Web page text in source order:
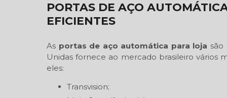
PORTAS DE AÇO
EFICIENTES
As portas de aço automática para loja são
Unidas fornece ao mercado brasileiro vários
eles:
Transvision;